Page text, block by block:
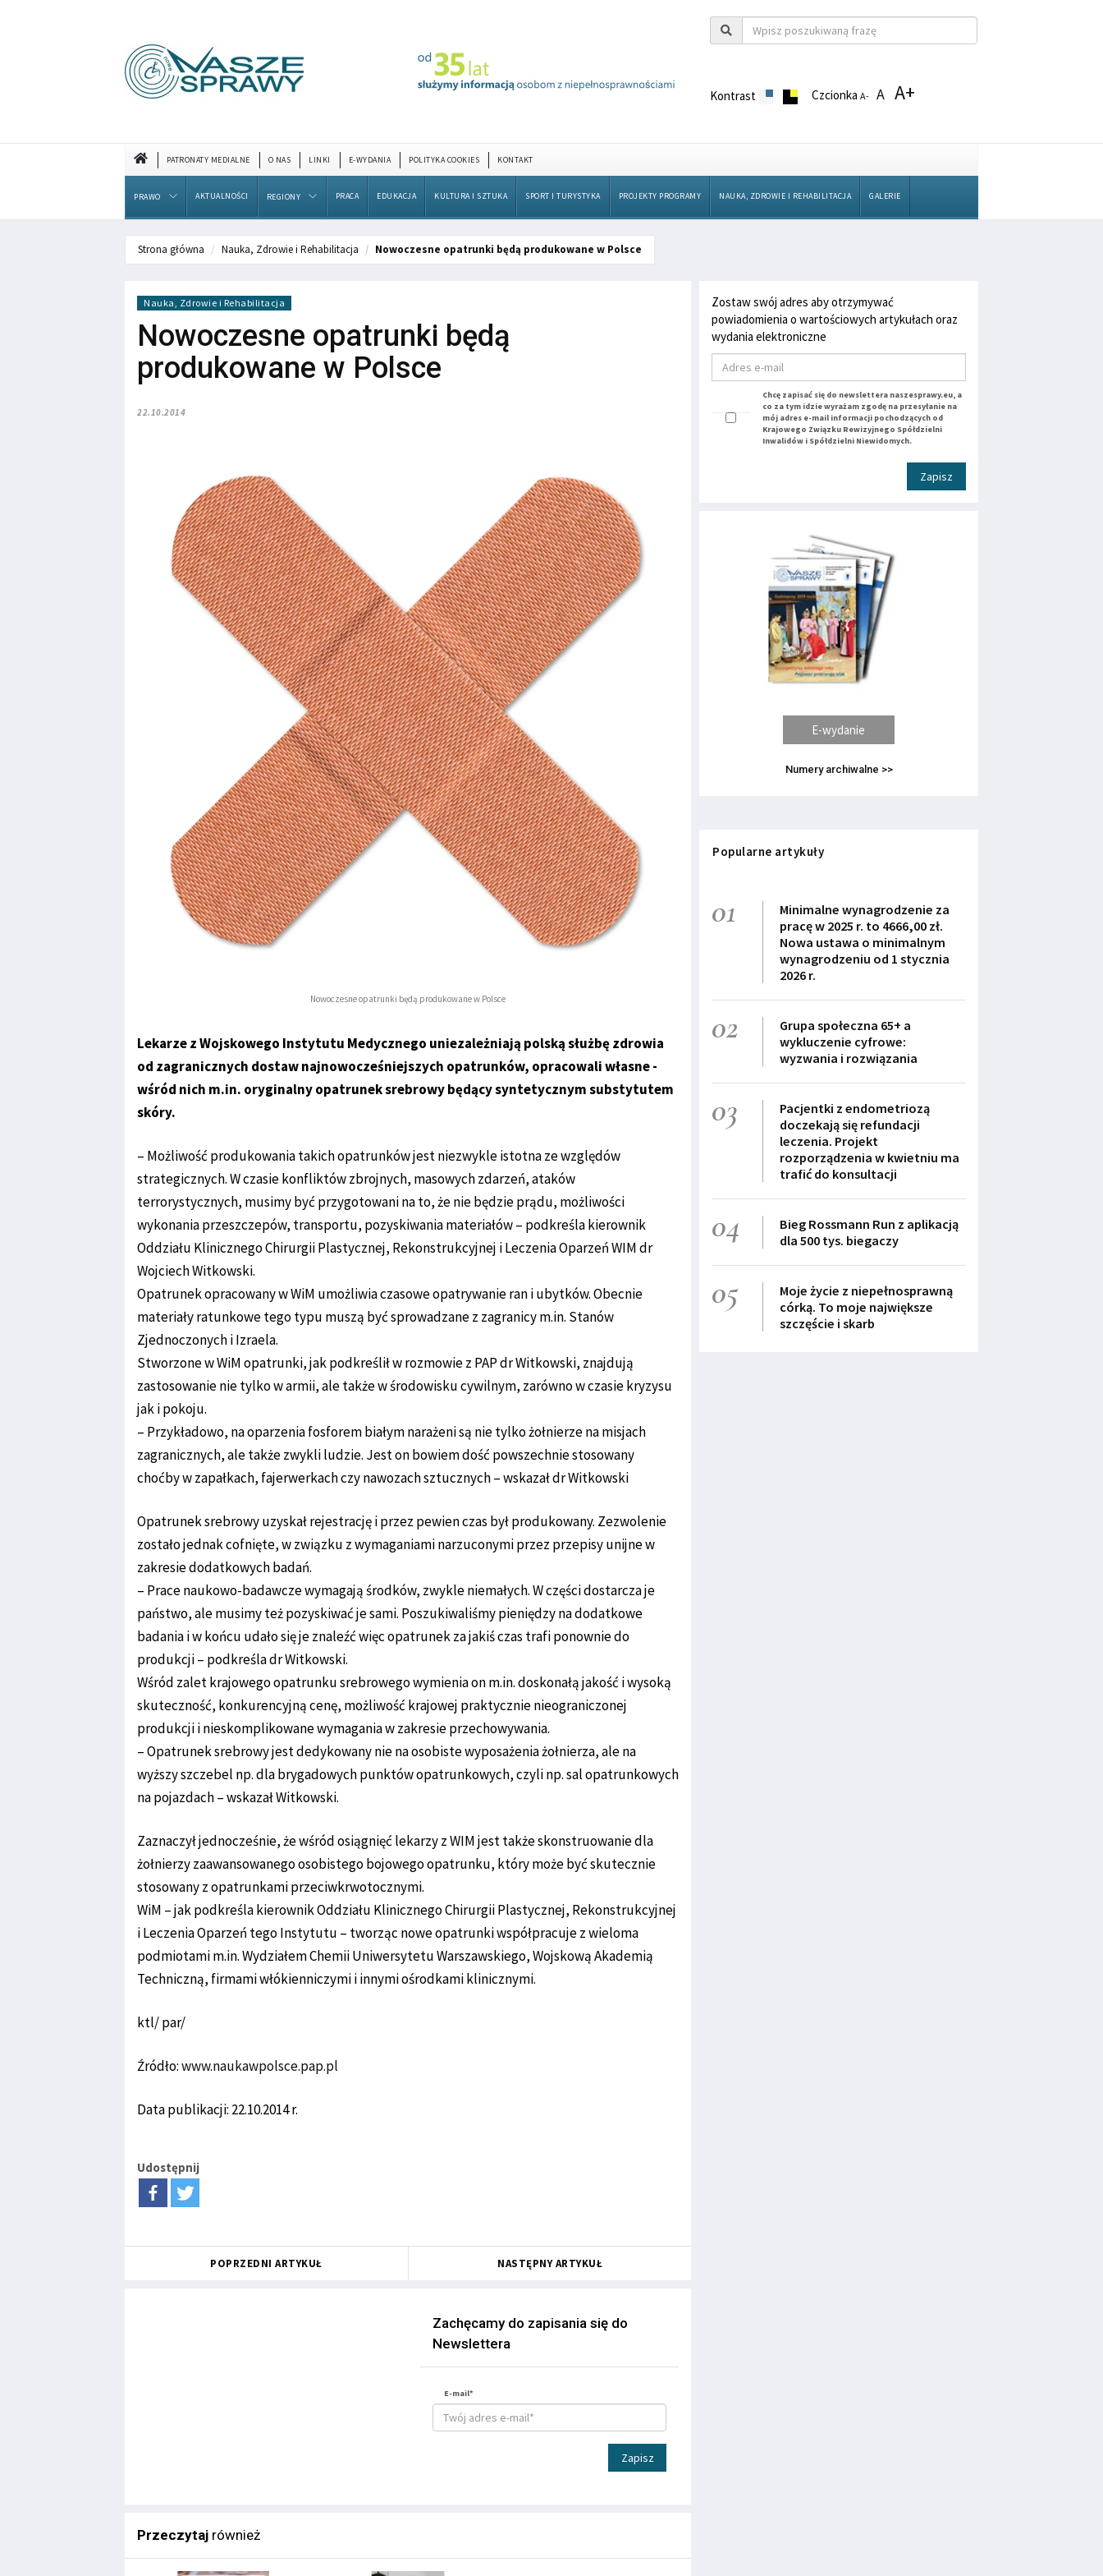
Kontrast CzcionkaA- A A+
PATRONATY MEDIALNE O NAS LINKI E-WYDANIA POLITYKA COOKIES KONTAKT
PRAWO AKTUALNOŚCI REGIONY PRACA EDUKACJA KULTURA I SZTUKA SPORT I TURYSTYKA PROJEKTY PROGRAMY NAUKA, ZDROWIE I REHABILITACJA GALERIE
Strona główna Nauka, Zdrowie i Rehabilitacja Nowoczesne opatrunki będą produkowane w Polsce
Nauka, Zdrowie i Rehabilitacja
Nowoczesne opatrunki będą
produkowane w Polsce
22.10.2014
Nowoczesne opatrunki będą produkowane w Polsce
Lekarze z Wojskowego Instytutu Medycznego uniezależniają polską służbę zdrowia
od zagranicznych dostaw najnowocześniejszych opatrunków, opracowali własne -
wśród nich m.in. oryginalny opatrunek srebrowy będący syntetycznym substytutem
skóry.
– Możliwość produkowania takich opatrunków jest niezwykle istotna ze względów
strategicznych. W czasie konfliktów zbrojnych, masowych zdarzeń, ataków
terrorystycznych, musimy być przygotowani na to, że nie będzie prądu, możliwości
wykonania przeszczepów, transportu, pozyskiwania materiałów – podkreśla kierownik
Oddziału Klinicznego Chirurgii Plastycznej, Rekonstrukcyjnej i Leczenia Oparzeń WIM dr
Wojciech Witkowski.
Opatrunek opracowany w WiM umożliwia czasowe opatrywanie ran i ubytków. Obecnie
materiały ratunkowe tego typu muszą być sprowadzane z zagranicy m.in. Stanów
Zjednoczonych i Izraela.
Stworzone w WiM opatrunki, jak podkreślił w rozmowie z PAP dr Witkowski, znajdują
zastosowanie nie tylko w armii, ale także w środowisku cywilnym, zarówno w czasie kryzysu
jak i pokoju.
– Przykładowo, na oparzenia fosforem białym narażeni są nie tylko żołnierze na misjach
zagranicznych, ale także zwykli ludzie. Jest on bowiem dość powszechnie stosowany
choćby w zapałkach, fajerwerkach czy nawozach sztucznych – wskazał dr Witkowski
Opatrunek srebrowy uzyskał rejestrację i przez pewien czas był produkowany. Zezwolenie
zostało jednak cofnięte, w związku z wymaganiami narzuconymi przez przepisy unijne w
zakresie dodatkowych badań.
– Prace naukowo-badawcze wymagają środków, zwykle niemałych. W części dostarcza je
państwo, ale musimy też pozyskiwać je sami. Poszukiwaliśmy pieniędzy na dodatkowe
badania i w końcu udało się je znaleźć więc opatrunek za jakiś czas trafi ponownie do
produkcji – podkreśla dr Witkowski.
Wśród zalet krajowego opatrunku srebrowego wymienia on m.in. doskonałą jakość i wysoką
skuteczność, konkurencyjną cenę, możliwość krajowej praktycznie nieograniczonej
produkcji i nieskomplikowane wymagania w zakresie przechowywania.
– Opatrunek srebrowy jest dedykowany nie na osobiste wyposażenia żołnierza, ale na
wyższy szczebel np. dla brygadowych punktów opatrunkowych, czyli np. sal opatrunkowych
na pojazdach – wskazał Witkowski.
Zaznaczył jednocześnie, że wśród osiągnięć lekarzy z WIM jest także skonstruowanie dla
żołnierzy zaawansowanego osobistego bojowego opatrunku, który może być skutecznie
stosowany z opatrunkami przeciwkrwotocznymi.
WiM – jak podkreśla kierownik Oddziału Klinicznego Chirurgii Plastycznej, Rekonstrukcyjnej
i Leczenia Oparzeń tego Instytutu – tworząc nowe opatrunki współpracuje z wieloma
podmiotami m.in. Wydziałem Chemii Uniwersytetu Warszawskiego, Wojskową Akademią
Techniczną, firmami włókienniczymi i innymi ośrodkami klinicznymi.
ktl/ par/
Źródło:www.naukawpolsce.pap.pl
Data publikacji: 22.10.2014 r.
Udostępnij
POPRZEDNI ARTYKUŁ NASTĘPNY ARTYKUŁ
Zachęcamy do zapisania się do
Newslettera
E-mail*
Zapisz
Przeczytaj również
Zostaw swój adres aby otrzymywać
powiadomienia o wartościowych artykułach oraz
wydania elektroniczne
Chcę zapisać się do newslettera naszesprawy.eu, a
co za tym idzie wyrażam zgodę na przesyłanie na
mój adres e-mail informacji pochodzących od
Krajowego Związku Rewizyjnego Spółdzielni
Inwalidów i Spółdzielni Niewidomych.
Zapisz
E-wydanie
Numery archiwalne >>
Popularne artykuły
01
Minimalne wynagrodzenie za
pracę w 2025 r. to 4666,00 zł.
Nowa ustawa o minimalnym
wynagrodzeniu od 1 stycznia
2026 r.
02
Grupa społeczna 65+ a
wykluczenie cyfrowe:
wyzwania i rozwiązania
03
Pacjentki z endometriozą
doczekają się refundacji
leczenia. Projekt
rozporządzenia w kwietniu ma
trafić do konsultacji
04
Bieg Rossmann Run z aplikacją
dla 500 tys. biegaczy
05
Moje życie z niepełnosprawną
córką. To moje największe
szczęście i skarb